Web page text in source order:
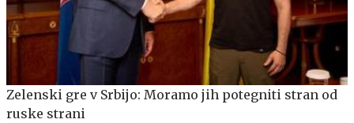
Zelenski gre v Srbijo: Moramo jih potegniti stran od
ruske strani